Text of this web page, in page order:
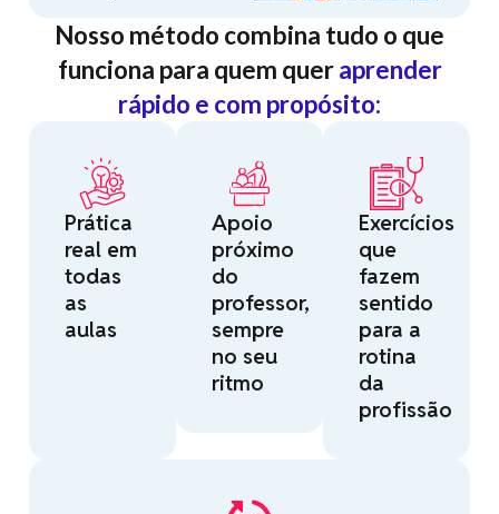
Nosso método combina tudo o que
funciona para quem queraprender
rápido e com propósito:
Prática
real em
todas
as
aulas
Apoio
próximo
do
professor,
sempre
no seu
ritmo
Exercícios
que
fazem
sentido
para a
rotina
da
profissão